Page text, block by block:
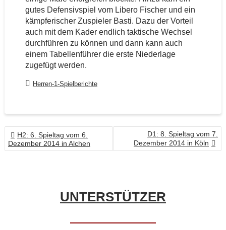
gutes Defensivspiel vom Libero Fischer und ein
kämpferischer Zuspieler Basti. Dazu der Vorteil
auch mit dem Kader endlich taktische Wechsel
durchführen zu können und dann kann auch
einem Tabellenführer die erste Niederlage
zugefügt werden.
Herren-1-Spielberichte
BEITRAGSNAVIGATION
H2: 6. Spieltag vom 6.
Dezember 2014 in Alchen
D1: 8. Spieltag vom 7.
Dezember 2014 in Köln
UNTERSTÜTZER